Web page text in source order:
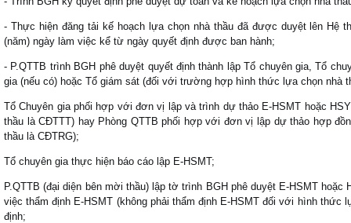
- Thực hiện đăng tải kế hoạch lựa chọn nhà thầuđã được duyệt lên Hệ
(năm) ngày làm việc kể từ ngày quyết định được ban hành;
- P.QTTB trình BGH phê duyệt quyếtđịnh thành lập Tổ chuyên gia,Tổ
gia(nếu có) hoặc Tổ giám sát (đối với trường hợp hình thức lựa chọn nhà
Tổ Chuyên gia phối hợp với đơn vị lập vàtrình dự thảo E-HSMT hoặc
thầu là CĐTTT) hay Phòng QTTB phối hợp với đơn vị lập dự thảo hợpđ
thầu l à CĐTRG);
Tổ chuyên gia thực hiện báo cáo lập E-HSMT;
P.QTTB (đại diện bên mời thầu) lập tờ trình BGH phê duyệt E-HSMT
việc thẩm định E-HSMT (không phải thẩm định E-HSMT đối với hình thức
định;